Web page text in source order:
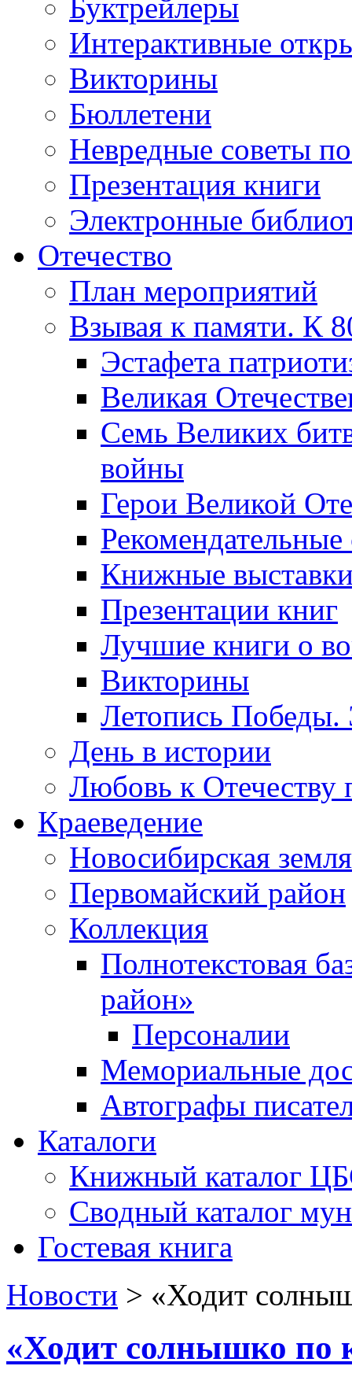
Буктрейлеры
Интерактивные
Викторины
Бюллетени
Невредные советы
Презентация книги
Электронные
Отечество
План мероприятий
Взывая к памяти. К
Эcтафета
Великая
Семь Великих
войны
Герои Великой
Рекомендательные
Книжные
Презентации книг
Лучшие книги о
Викторины
Летопись Победы.
День в истории
Любовь к Отечеству
Краеведение
Новосибирская земля
Первомайский район
Коллекция
Полнотекстовая
район»
Персоналии
Мемориальные
Автографы
Каталоги
Книжный каталог
Сводный каталог
Гостевая книга
Новости > «Ходит
«Ходит солнышко по